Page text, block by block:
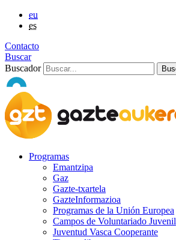
eu
es
Contacto
Buscar
Buscador
Programas
Emantzipa
Gaz
Gazte-txartela
GazteInformazioa
Programas de la Unión Europea
Campos de Voluntariado Juvenil
Juventud Vasca Cooperante